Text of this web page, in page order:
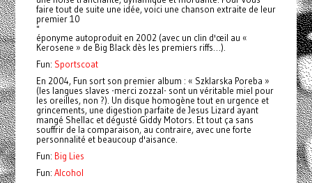
faire tout de suite une idée, voici une chanson extraite de leur
premier 10
"
éponyme autoproduit en 2002 (avec un clin d'œil au «
Kerosene » de Big Black dès les premiers riffs…).
Fun: Sportscoat
En 2004, Fun sort son premier album : « Szklarska Poreba »
(les langues slaves -merci zozzal- sont un véritable miel pour
les oreilles, non ?). Un disque homogène tout en urgence et
grincements, une digestion parfaite de Jesus Lizard ayant
mangé Shellac et dégusté Giddy Motors. Et tout ça sans
souffrir de la comparaison, au contraire, avec une forte
personnalité et beaucoup d'aisance.
Fun: Big Lies
Fun: Alcohol